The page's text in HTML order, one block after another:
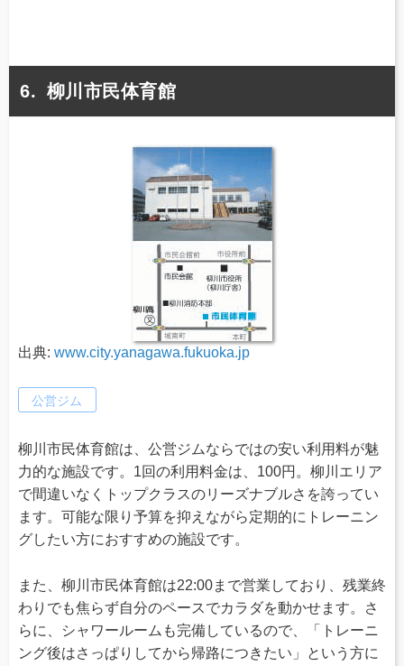
柳川市民体育館
出典: www.city.yanagawa.fukuoka.jp
公営ジム
柳川市民体育館は、公営ジムならではの安い利用料が魅
力的な施設です。1回の利用料金は、100円。柳川エリア
で間違いなくトップクラスのリーズナブルさを誇ってい
ます。可能な限り予算を抑えながら定期的にトレーニン
グしたい方におすすめの施設です。
また、柳川市民体育館は22:00まで営業しており、残業終
わりでも焦らず自分のペースでカラダを動かせます。さ
らに、シャワールームも完備しているので、「トレーニ
ング後はさっぱりしてから帰路につきたい」という方に